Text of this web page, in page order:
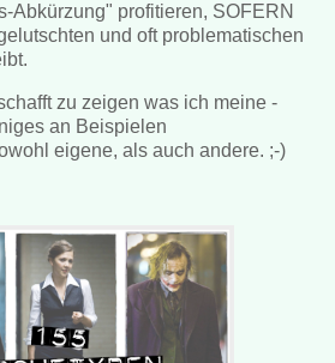
Abkürzung" profitieren, SOFERN
und oft problematischen
zu zeigen was ich meine -
an Beispielen
eigene, als auch andere. ;-)